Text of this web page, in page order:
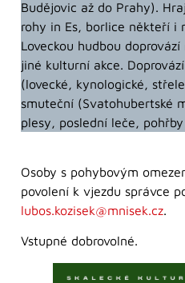
Budějovic až do Prahy).
rohy in Es, borlice někteří i
Loveckou hudbou
jiné kulturní akce.
(lovecké, kynologické,
smuteční (Svatohubertské
plesy, poslední leče, pohřby
Osoby s pohybovým
povolení k vjezdu správce
lubos.kozisek@mnisek.cz.
Vstupné dobrovolné.